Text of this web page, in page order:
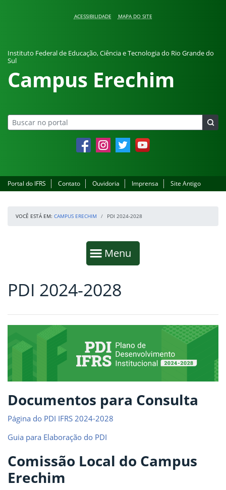
ACESSIBILIDADE MAPA DO SITE
Instituto Federal de Educação, Ciência e Tecnologia do Rio Grande do
Sul
Campus Erechim
FacebookInstagramTwitter YouTube
Portal do IFRS Contato Ouvidoria Imprensa Site Antigo
VOCÊ ESTÁ EM: CAMPUS ERECHIM PDI 2024-2028
Mostrar
Menu
Fim da navegação
Início do conteúdo
PDI 2024-2028
Documentos para Consulta
Página do PDI IFRS 2024-2028
Guia para Elaboração do PDI
Comissão Local do Campus
Erechim